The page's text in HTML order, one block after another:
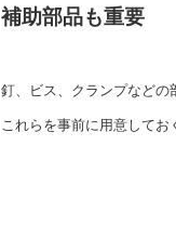
補助部品も重要
釘、ビス、クランプなどの
これらを事前に用意してお